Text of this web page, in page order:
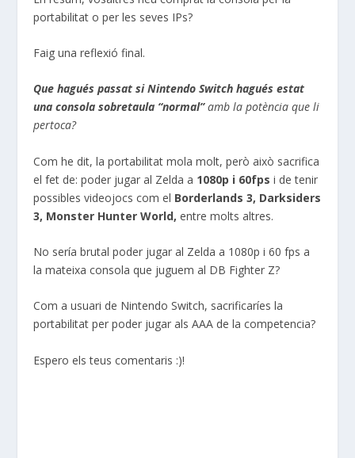
portabilitat o per les seves IPs?
Faig una reflexió final.
Que hagués passat si Nintendo Switch hagués estat
una consola sobretaula “normal”amb la potència que li
pertoca?
Com he dit, la portabilitat mola molt, però això sacrifica
el fet de: poder jugar al Zelda a 1080p i 60fps i de tenir
possibles videojocs com el Borderlands 3, Darksiders
3, Monster Hunter World, entre molts altres.
No sería brutal poder jugar al Zelda a 1080p i 60 fps a
la mateixa consola que juguem al DB Fighter Z?
Com a usuari de Nintendo Switch, sacrificaríes la
portabilitat per poder jugar als AAA de la competencia?
Espero els teus comentaris :)!